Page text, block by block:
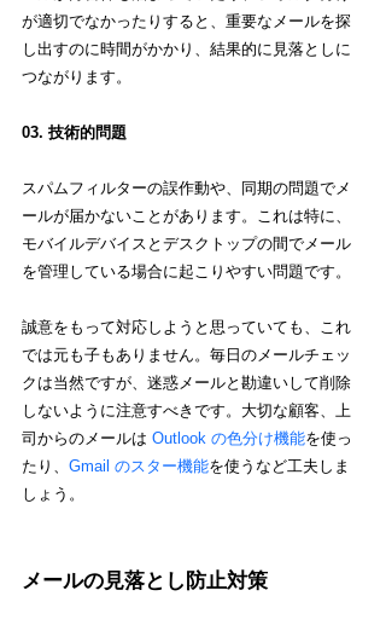
が適切でなかったりすると、重要なメールを探
し出すのに時間がかかり、結果的に見落としに
つながります。
03. 技術的問題
スパムフィルターの誤作動や、同期の問題でメ
ールが届かないことがあります。これは特に、
モバイルデバイスとデスクトップの間でメール
を管理している場合に起こりやすい問題です。
誠意をもって対応しようと思っていても、これ
では元も子もありません。毎日のメールチェッ
クは当然ですが、迷惑メールと勘違いして削除
しないように注意すべきです。大切な顧客、上
司からのメールは Outlook の色分け機能を使っ
たり、 Gmail のスター機能を使うなど工夫しま
しょう。
メールの見落とし防止対策